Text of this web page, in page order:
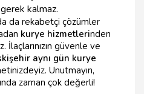
kalmaz.
da rekabetçi çözümler
kurye hizmetlerinden
İlaçlarınızın güvenle ve
aynı gün kurye
Unutmayın,
zaman çok değerli!